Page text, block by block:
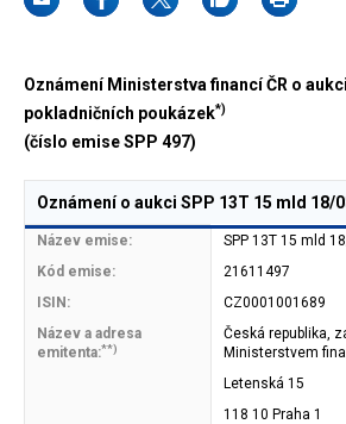
Oznámení Ministerstva financí ČR o
pokladničních poukázek*)
(číslo emise SPP 497)
Oznámení o aukci SPP 13T 15 mld 18/
Název emise:
SPP 13T 15 mld
Kód emise:
21611497
ISIN:
CZ0001001689
Název a adresa
emitenta:**)
Česká republika,
Ministerstvem
Letenská 15
118 10 Praha 1